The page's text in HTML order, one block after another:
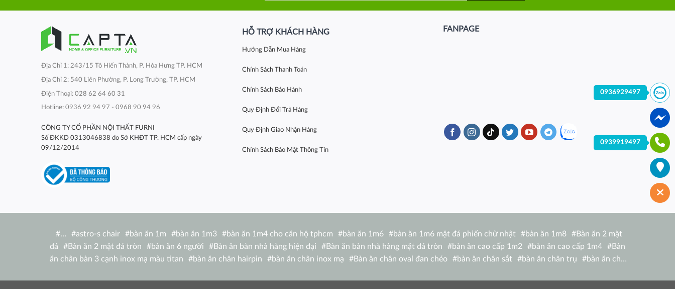
Địa Chỉ 1: 243/15 Tô Hiến Thành, P. Hòa Hưng TP. HCM
Địa Chỉ 2: 540 Liên Phường, P. Long Trường, TP. HCM
Điện Thoại: 028 62 64 60 31
Hotline: 0936 92 94 97 - 0968 90 94 96
CÔNG TY CỔ PHẦN NỘI THẤT FURNI
Số ĐKKD 0313046838 do Sở KHĐT TP. HCM cấp ngày
09/12/2014
HỖ TRỢ KHÁCH HÀNG
Hướng Dẫn Mua Hàng
Chính Sách Thanh Toán
Chính Sách Bảo Hành
Quy Định Đổi Trả Hàng
Quy Định Giao Nhận Hàng
Chính Sách Bảo Mật Thông Tin
FANPAGE
#… #astro-s chair #bàn ăn 1m #bàn ăn 1m3 #bàn ăn 1m4 cho căn hộ tphcm #bàn ăn 1m6 #bàn ăn 1m6 mặt đá phiến chữ nhật #bàn ăn 1m8 #Bàn ăn 2 mặt
đá
#Bàn ăn 2 mặt đá tròn #bàn ăn 6 người #Bàn ăn bàn nhà hàng hiện đại #Bàn ăn bàn nhà hàng mặt đá tròn #bàn ăn cao cấp 1m2 #bàn ăn cao cấp 1m4 #Bàn
ăn chân bàn 3 cạnh inox mạ màu titan
#bàn ăn chân hairpin #bàn ăn chân inox mạ #Bàn ăn chân oval đan chéo #bàn ăn chân sắt #bàn ăn chân trụ #bàn ăn chữ
0936929497
0939919497